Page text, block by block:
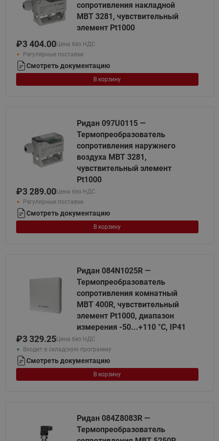
сопротивления накладной
MBT 3281, чувствительный
элемент Pt1000
₽3 404.00Цена без НДС
Регулярные поставки
Смотреть документацию
В корзину
Ридан 097U0115 —
Термопреобразователь
сопротивления наружнего
воздуха MBT 3281,
чувствительный элемент
Pt1000
₽3 289.00Цена без НДС
Регулярные поставки
Смотреть документацию
В корзину
Ридан 084N1025R —
Термопреобразователь
сопротивления комнатный
MBT 400R, чувствительный
элемент Pt1000, диапазон
измерения -50...+110 °С, IP41
₽3 329.25Цена без НДС
Входит в складскую программу
Смотреть документацию
В корзину
Ридан 084Z8083R —
Термопреобразователь